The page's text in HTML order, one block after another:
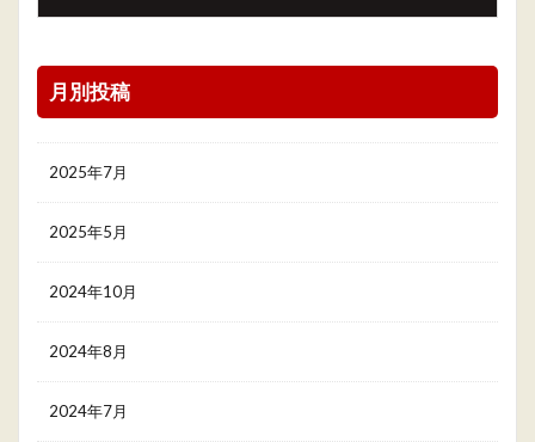
月別投稿
2025年7月
2025年5月
2024年10月
2024年8月
2024年7月